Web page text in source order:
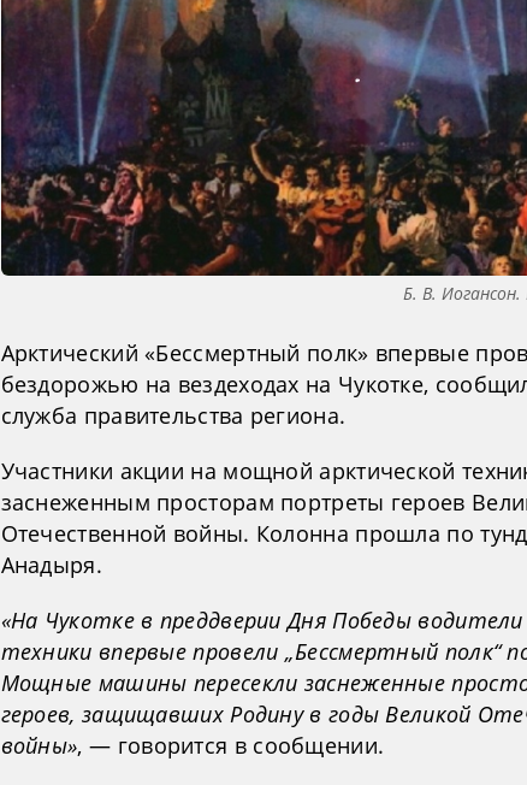
Б. В.
Арктический «Бессмертный полк» впервые
бездорожью на вездеходах на Чукотке,
служба правительства региона.
Участники акции на мощной арктической
заснеженным просторам портреты героев
Отечественной войны. Колонна прошла по
Анадыря.
«На Чукотке в преддверии Дня Победы
техники впервые провели „Бессмертный полк“
Мощные машины пересекли заснеженные
героев, защищавших Родину в годы Великой
войны», — говорится в сообщении.